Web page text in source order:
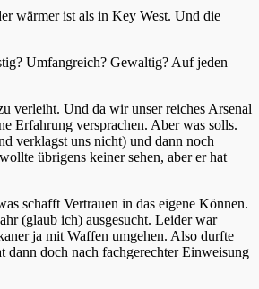
wärmer ist als in Key West. Und die
Umfangreich? Gewaltig? Auf jeden
verleiht. Und da wir unser reiches Arsenal
Erfahrung versprachen. Aber was solls.
verklagst uns nicht) und dann noch
übrigens keiner sehen, aber er hat
schafft Vertrauen in das eigene Können.
(glaub ich) ausgesucht. Leider war
ja mit Waffen umgehen. Also durfte
dann doch nach fachgerechter Einweisung